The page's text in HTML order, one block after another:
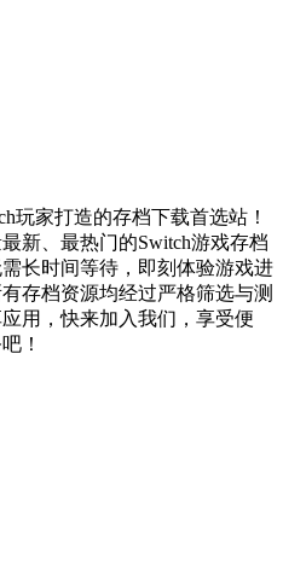
玩家打造的存档下载首选站！
新、最热门的Switch游戏存档
长时间等待，即刻体验游戏进
存档资源均经过严格筛选与测
用，快来加入我们，享受便
！